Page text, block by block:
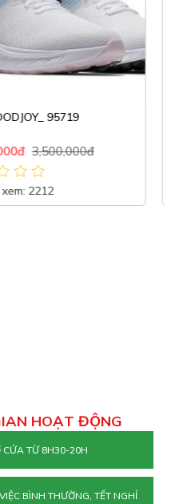
Hazzys HZSH 005L Hàn
5,500,000đ
xem: 1786
HOẠT ĐỘNG
CỬA TỪ 8H30-20H
BÌNH THƯỜNG, TẾT NGHỈ